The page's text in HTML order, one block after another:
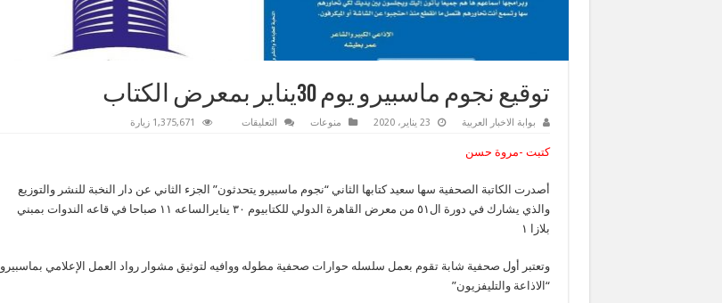
توقيع نجوم ماسبيرو يوم 30يناير بمعرض الكتاب
بوابة الاخبار العربية 23 يناير، 2020 منوعات التعليقات
بمعرض
الكتاب
مغلقة
1,375,671 زيارة
كتبت -مروة حسن
أصدرت الكاتبة الصحفية سها سعيد كتابها الثاني “نجوم ماسبيرو يتحدثون” الجزء الثاني عن دار النخبة للنشر والتوزيع
والذي يشارك في دورة ال٥١ من معرض القاهرة الدولي للكتابيوم ٣٠ ينايرالساعه ١١ صباحا في قاعه الندوات بمبني
بلازا ١
وتعتبر أول صحفية شابة تقوم بعمل سلسله حوارات صحفية مطوله ووافيه لتوثيق مشوار رواد العمل الإعلامي بماسبيرو
“الاذاعة والتليفزيون”